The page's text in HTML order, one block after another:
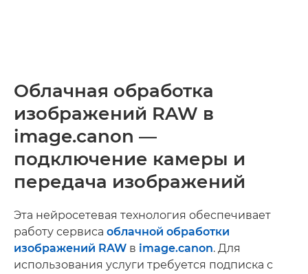
Облачная обработка
изображений RAW в
image.canon —
подключение камеры и
передача изображений
Эта нейросетевая технология обеспечивает
работу сервиса облачной обработки
изображений RAW в image.canon. Для
использования услуги требуется подписка с